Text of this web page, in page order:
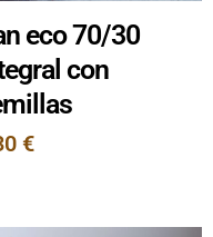
eco 70/30
con
€